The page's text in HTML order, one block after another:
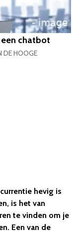
chatbot
DE HOOGE
hevig is
is het van
te vinden om je
Een van de